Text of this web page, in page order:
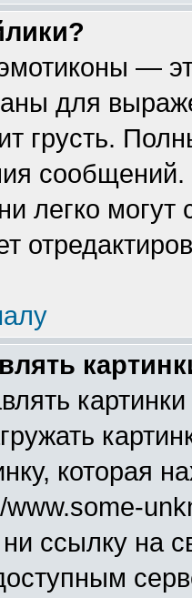
—
для
грусть.
сообщений.
легко
которая
ссылку на